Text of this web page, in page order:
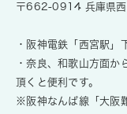
〒662-0914 兵庫県
・阪神電鉄「西宮駅
・奈良、和歌山方面か
頂くと便利です。
※阪神なんば線「大阪